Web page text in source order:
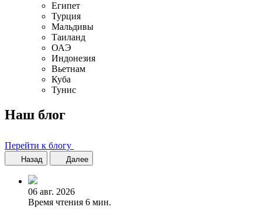
Египет
Турция
Мальдивы
Таиланд
ОАЭ
Индонезия
Вьетнам
Куба
Тунис
Наш блог
Перейти к блогу
Назад Далее
06 авг. 2026
Время чтения 6 мин.